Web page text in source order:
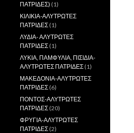
ΠΑΤΡΙΔΕΣ) (1)
ΚΙΛΙΚΙΑ-ΑΛΥΤΡΩΤΕΣ
ΠΑΤΡΙΔΕΣ (1)
ΛΥΔΙΑ- ΑΛΥΤΡΩΤΕΣ
ΠΑΤΡΙΔΕΣ (1)
ΛΥΚΙΑ, ΠΑΜΦΥΛΙΑ, ΠΙΣΙΔΙΑ-
ΑΛΥΤΡΩΤΕΣ ΠΑΤΡΙΔΕΣ (1)
ΜΑΚΕΔΟΝΙΑ-ΑΛΥΤΡΩΤΕΣ
ΠΑΤΡΙΔΕΣ (6)
ΠΟΝΤΟΣ-ΑΛΥΤΡΩΤΕΣ
ΠΑΤΡΙΔΕΣ (20)
ΦΡΥΓΙΑ-ΑΛΥΤΡΩΤΕΣ
ΠΑΤΡΙΔΕΣ (2)